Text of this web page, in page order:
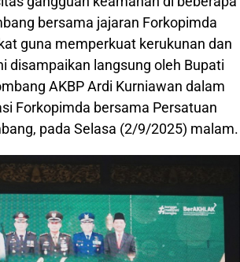
bersama jajaran Forkopimda
guna memperkuat kerukunan dan
disampaikan langsung oleh Bupati
AKBP Ardi Kurniawan dalam
Forkopimda bersama Persatuan
pada Selasa (2/9/2025) malam.